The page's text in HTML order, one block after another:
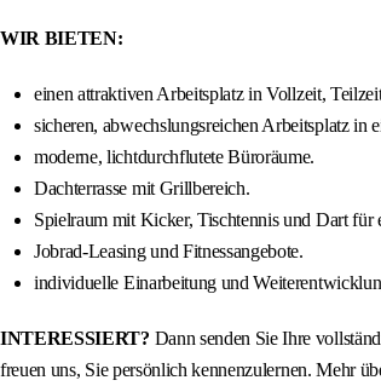
WIR BIETEN:
einen attraktiven Arbeitsplatz in Vollzeit,
sicheren, abwechslungsreichen Arbeitsplatz in
moderne, lichtdurchflutete Büroräume.
Dachterrasse mit Grillbereich.
Spielraum mit Kicker, Tischtennis und Dart für
Jobrad-Leasing und Fitnessangebote.
individuelle Einarbeitung und
INTERESSIERT? Dann senden Sie Ihre
freuen uns, Sie persönlich kennenzulernen. Mehr